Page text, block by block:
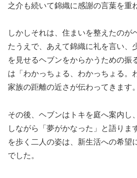
之介も続いて錦織に感謝の言葉を重
しかしそれは、住まいを整えたのが
たうえで、あえて錦織に礼を言い、
を見せるヘブンをからかうための振
は「わかっちょる、わかっちょる。
家族の距離の近さが伝わってきます。
その後、ヘブンはトキを庭へ案内し
しながら「夢がかなった」と語りま
を歩く二人の姿は、新生活への希望
でした。